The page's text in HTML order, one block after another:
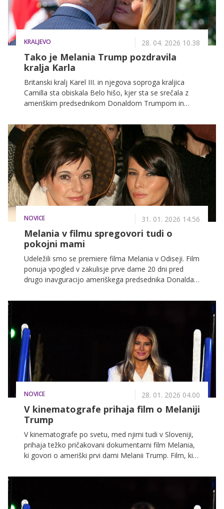
KRALJEVO 28. 04. 2026 10.38
Tako je Melania Trump pozdravila
kralja Karla
Britanski kralj Karel III. in njegova soproga kraljica
Camilla sta obiskala Belo hišo, kjer sta se srečala z
ameriškim predsednikom Donaldom Trumpom in
NOVICE 31. 01. 2026 14.56
Melania v filmu spregovori tudi o
pokojni mami
Udeležili smo se premiere filma Melania v Odiseji. Film
ponuja vpogled v zakulisje prve dame 20 dni pred
drugo inavguracijo ameriškega predsednika Donalda
sicer kot izvršna producentka. Imela je torej
NOVICE 28. 01. 2026 04.00
V kinematografe prihaja film o Melaniji
Trump
V kinematografe po svetu, med njimi tudi v Sloveniji,
prihaja težko pričakovani dokumentarni film Melania,
ki govori o ameriški prvi dami Melanii Trump. Film, ki
intimen vpogled v njeno življenje in vlogo prve dame.